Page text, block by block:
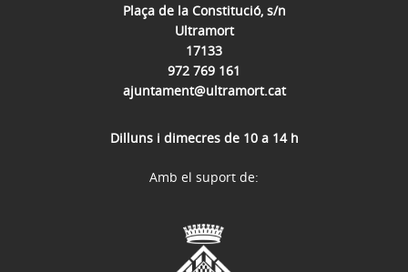
Plaça de la Constitució, s/n
Ultramort
17133
972 769 161
ajuntament@ultramort.cat
Dilluns i dimecres de 10 a 14 h
Amb el suport de: